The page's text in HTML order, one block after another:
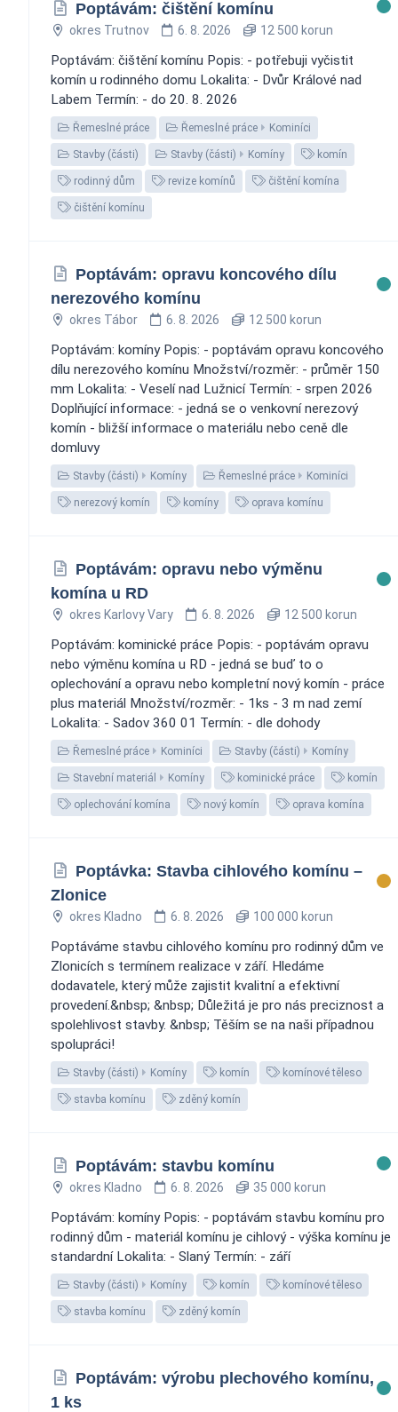
Poptávám: čištění komínu
okres Trutnov 6. 8. 2026 12 500 korun
Poptávám: čištění komínu Popis: - potřebuji vyčistit
komín u rodinného domu Lokalita: - Dvůr Králové nad
Labem Termín: - do 20. 8. 2026
Řemeslné práce Řemeslné práce Kominíci
Stavby (části) Stavby (části) Komíny komín
rodinný dům revize komínů čištění komína
čištění komínu
Poptávám: opravu koncového dílu
nerezového komínu
okres Tábor 6. 8. 2026 12 500 korun
Poptávám: komíny Popis: - poptávám opravu koncového
dílu nerezového komínu Množství/rozměr: - průměr 150
mm Lokalita: - Veselí nad Lužnicí Termín: - srpen 2026
Doplňující informace: - jedná se o venkovní nerezový
komín - bližší informace o materiálu nebo ceně dle
domluvy
Stavby (části) Komíny Řemeslné práce Kominíci
nerezový komín komíny oprava komínu
Poptávám: opravu nebo výměnu
komína u RD
okres Karlovy Vary 6. 8. 2026 12 500 korun
Poptávám: kominické práce Popis: - poptávám opravu
nebo výměnu komína u RD - jedná se buď to o
oplechování a opravu nebo kompletní nový komín - práce
plus materiál Množství/rozměr: - 1ks - 3 m nad zemí
Lokalita: - Sadov 360 01 Termín: - dle dohody
Řemeslné práce Kominíci Stavby (části) Komíny
Stavební materiál Komíny kominické práce komín
oplechování komína nový komín oprava komína
Poptávka: Stavba cihlového komínu –
Zlonice
okres Kladno 6. 8. 2026 100 000 korun
Poptáváme stavbu cihlového komínu pro rodinný dům ve
Zlonicích s termínem realizace v září. Hledáme
dodavatele, který může zajistit kvalitní a efektivní
provedení.&nbsp; &nbsp; Důležitá je pro nás preciznost a
spolehlivost stavby. &nbsp; Těším se na naši případnou
spolupráci!
Stavby (části) Komíny komín komínové těleso
stavba komínu zděný komín
Poptávám: stavbu komínu
okres Kladno 6. 8. 2026 35 000 korun
Poptávám: komíny Popis: - poptávám stavbu komínu pro
rodinný dům - materiál komínu je cihlový - výška komínu je
standardní Lokalita: - Slaný Termín: - září
Stavby (části) Komíny komín komínové těleso
stavba komínu zděný komín
Poptávám: výrobu plechového komínu,
1 ks